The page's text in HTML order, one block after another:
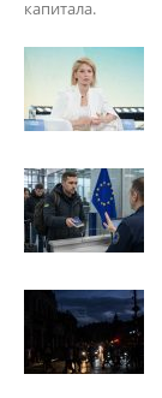
капитала.